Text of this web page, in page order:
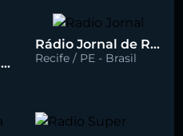
Rádio Nova Cultura 93.1 FM
Rádio Jornal de Recife 90.3 FM
Recife / PE - Brasil